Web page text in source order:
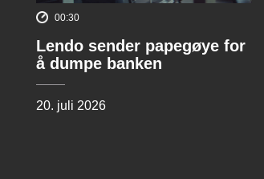
00:30
Lendo sender papegøye for
å dumpe banken
20. juli 2026